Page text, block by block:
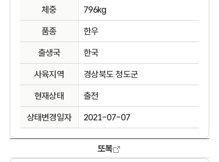
체중 796kg
품종 한우
출생국 한국
사육지역 경상북도 청도군
현재상태 출전
상태변경일자 2021-07-07
또복